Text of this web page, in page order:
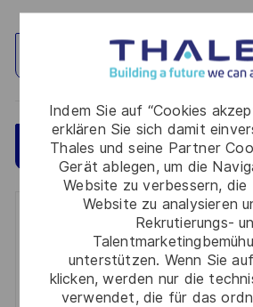
Indem Sie auf “Cookies
erklären Sie sich damit
Thales und seine Partner
Gerät ablegen, um die
Website zu verbessern, die
Website zu analysieren
Rekrutierungs-
unterstützen. Wenn Sie auf
klicken, werden nur die
verwendet, die für das
Standort erkunden
Jetzt bewerben
Get notified for similar
You'll receive updates once a week
Enter